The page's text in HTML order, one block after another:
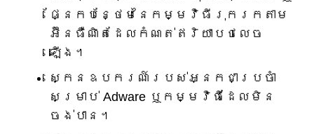
ផ្នែកបន្ថែមនៃកម្មវិធីរុករកតាម
អ៊ីនធឺណិតដែលកំណត់ឥរិយាបថលេច
ឡើង។
ស្កេនឧបករណ៍របស់អ្នកជាប្រចាំ
សម្រាប់ Adware ឬកម្មវិធីដែលមិន
ចង់បាន។